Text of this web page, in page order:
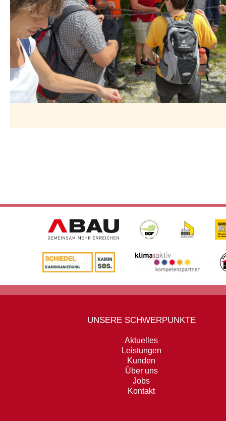
UNSERE SCHWERPUNKTE
Aktuelles
Leistungen
Kunden
Über uns
Jobs
Kontakt